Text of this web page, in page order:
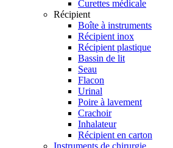
Curettes médicale
Récipient
Boîte à instruments
Récipient inox
Récipient plastique
Bassin de lit
Seau
Flacon
Urinal
Poire à lavement
Crachoir
Inhalateur
Récipient en carton
Instruments de chirurgie